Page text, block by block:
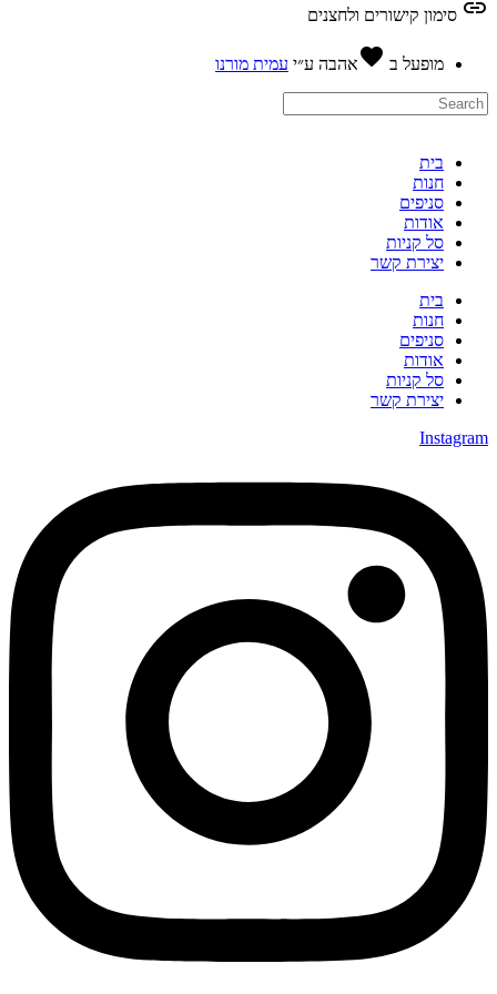
link סימון קישורים ולחצנים
מופעל ב favoriteאהבהע״י עמית מורנו
בית
חנות
סניפים
אודות
סל קניות
יצירת קשר
בית
חנות
סניפים
אודות
סל קניות
יצירת קשר
Instagram